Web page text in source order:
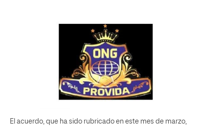
El acuerdo, que ha sido rubricado en este mes de marzo,